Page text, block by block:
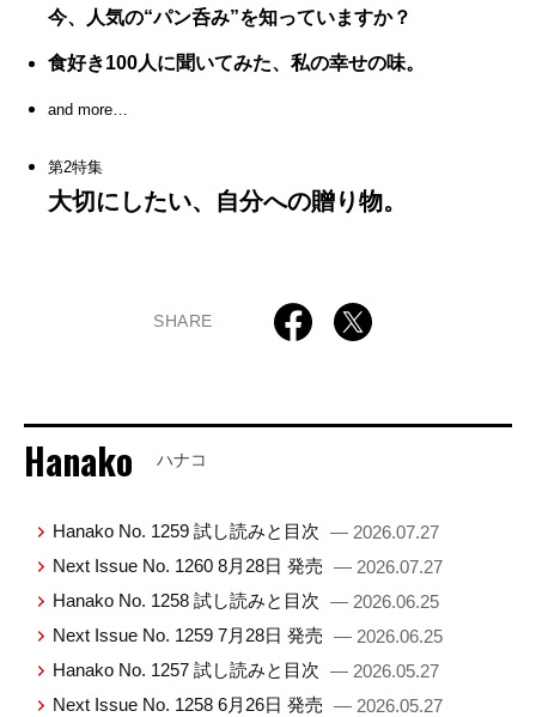
今、人気の“パン呑み”を知っていますか？
食好き100人に聞いてみた、私の幸せの味。
and more…
第2特集
大切にしたい、自分への贈り物。
SHARE
Hanako ハナコ
Hanako No. 1259 試し読みと目次 — 2026.07.27
Next Issue No. 1260 8月28日 発売 — 2026.07.27
Hanako No. 1258 試し読みと目次 — 2026.06.25
Next Issue No. 1259 7月28日 発売 — 2026.06.25
Hanako No. 1257 試し読みと目次 — 2026.05.27
Next Issue No. 1258 6月26日 発売 — 2026.05.27